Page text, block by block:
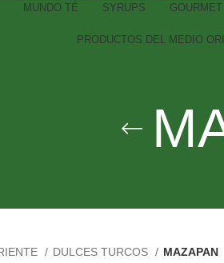
MUNDO TÉ SYRUPS GOURMET
PRODUCTOS DEL MEDIO
DULCES TURCOS MAZAPAN